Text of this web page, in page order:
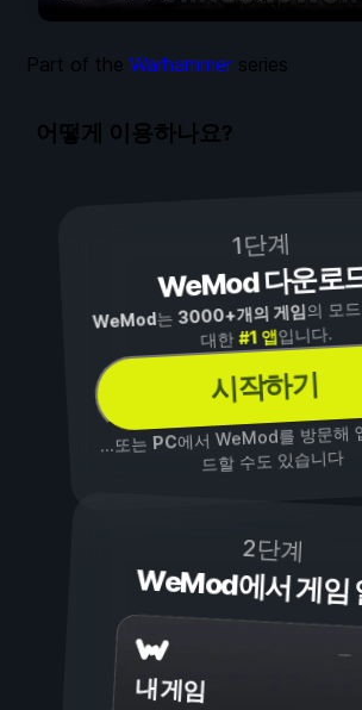
Part of the Warhammer series
어떻게 이용하나요?
1단계
WeMod 다운로
WeMod는3000+개의 게임의 모
대한#1 앱입니다.
시작하기
...또는PC에서 WeMod를 방문해
드할 수도 있습니다
2단계
WeMod에서 게임
내 게임